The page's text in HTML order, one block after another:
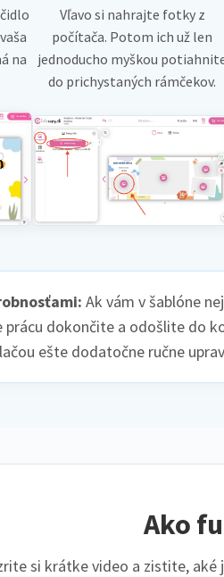
na
Vľavo si nahrajte fotky z
počítača. Potom ich už len
jednoducho myškou
do prichystaných rámčekov.
Ak vám v šablóne
dokončite a odošlite do
ešte dodatočne ručne
Ako
si krátke video a zistite, aké